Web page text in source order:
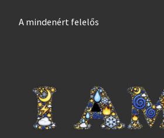
A mindenért felelős